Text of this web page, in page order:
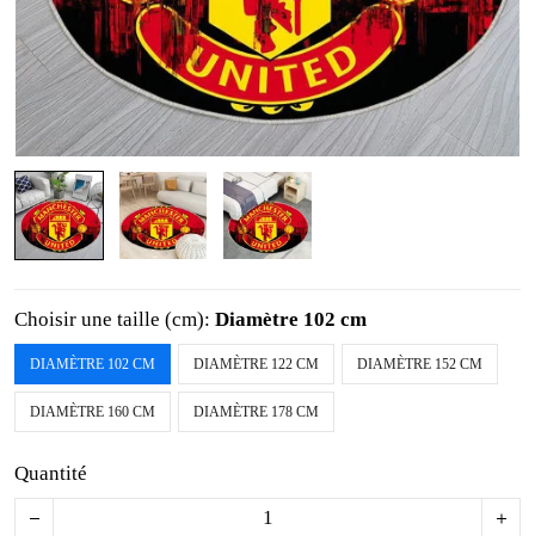
Choisir une taille (cm): Diamètre 102 cm
DIAMÈTRE 102 CM DIAMÈTRE 122 CM DIAMÈTRE 152 CM
DIAMÈTRE 160 CM DIAMÈTRE 178 CM
Quantité